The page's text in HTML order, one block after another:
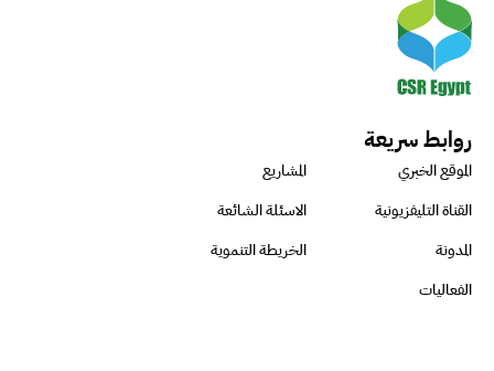
روابط سريعة
الموقع الخبري
المشاريع
القناة التليفزيونية
الاسئلة الشائعة
المدونة
الخريطة التنموية
الفعاليات